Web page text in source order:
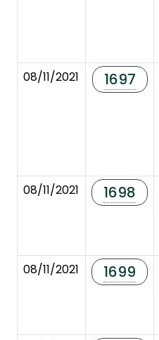
08/11/2021
1697
08/11/2021
1698
08/11/2021
1699